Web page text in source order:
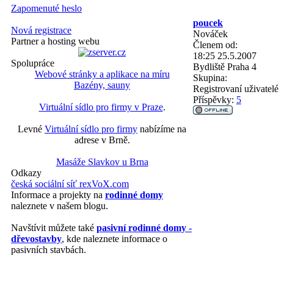
Zapomenuté heslo
Nová registrace
Partner a hosting webu
Spolupráce
Webové stránky a aplikace na míru
Bazény, sauny
Virtuální sídlo pro firmy v Praze.
Levné Virtuální sídlo pro firmy nabízíme na
adrese v Brně.
Masáže Slavkov u Brna
Odkazy
česká sociální síť rexVoX.com
Informace a projekty na rodinné domy
naleznete v našem blogu.
Navštívit můžete také pasivní rodinné domy -
dřevostavby, kde naleznete informace o
pasivních stavbách.
poucek
Nováček
Členem od:
18:25 25.5.2007
Bydliště Praha 4
Skupina:
Registrovaní uživatelé
Příspěvky: 5